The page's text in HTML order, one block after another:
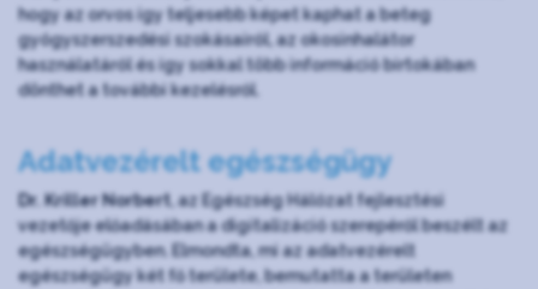
hogy az orvos így teljesebb képet kaphat a beteg
gyógyszerszedési szokásairól, az okosinhalátor
használatáról és így sokkal több információ birtokában
dönthet a további kezelésről.
Adatvezérelt egészségügy
Dr. Kriller Norbert , az Egészség Hálózat fejlesztési
vezetője előadásában a digitalizáció szerepéről beszélt az
egészségügyben. Elmondta, mi az adatvezérelt
egészségügy két fő területe, bemutatta a területen